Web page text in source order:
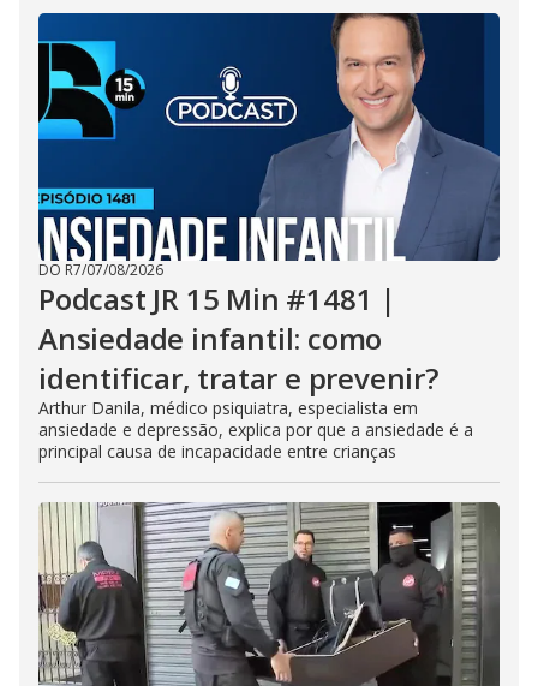
DO R7/07/08/2026
Podcast JR 15 Min #1481 |
Ansiedade infantil: como
identificar, tratar e prevenir?
Arthur Danila, médico psiquiatra, especialista em
ansiedade e depressão, explica por que a ansiedade é a
principal causa de incapacidade entre crianças